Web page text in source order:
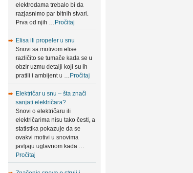
elektrodama trebalo bi da
razjasnimo par bitnih stvari.
Prva od njih … Pročitaj
Elisa ili propeler u snu
Snovi sa motivom elise
različito se tumače kada se u
obzir uzmu detalji koji su ih
pratili i ambijent u … Pročitaj
Električar u snu – šta znači
sanjati električara?
Snovi o električaru ili
električarima nisu tako česti, a
statistika pokazuje da se
ovakvi motivi u snovima
javljaju uglavnom kada …
Pročitaj